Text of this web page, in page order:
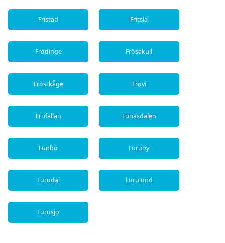
Fristad Fritsla
Frödinge Frösakull
Frostkåge Frövi
Frufällan Funäsdalen
Funbo Furuby
Furudal Furulund
Furusjö